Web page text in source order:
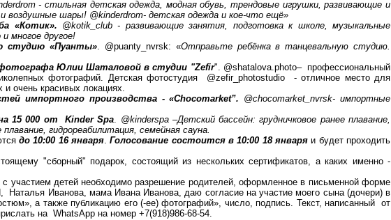
- стильная детская одежда, модная обувь, трендовые игрушки, развивающие и
воздушные шары! @kinderdrom- детская одежда и кое-что ещё»
«Котик». @kotik_club - развивающие занятия, подготовка к школе, музыкальные
многое другое!
студию «Пуанты». @puanty_nvrsk: «Отправьте ребёнка в танцевальную студию.
Юлии Шаталовой в студии "Zefir". @shatalova.photo– профессиональный
фотографий. Детская фотостудия @zefir_photostudio- отличное место для
и очень красивых локациях.
импортного производства - «Chocomarket”. @chocomarket_nvrsk- импортные
15 000 от Kinder Spa. @kinderspa–Детский бассейн: грудничковое ранее плавание,
гидрореабилитация, семейная сауна.
до 10:00 16 января.Голосование состоится в 10:00 18 января и будет проходить
"сборный" подарок, состоящий из нескольких сертификатов, а каких именно -
участием детей необходимо разрешение родителей, оформленное в письменной форме
Иванова, мама Ивана Иванова, даю согласие на участие моего сына (дочери) в
а также публикацию его (-ее) фотографий», число, подпись. Текст, написанный от
на WhatsApp на номер +7(918)986-68-54.